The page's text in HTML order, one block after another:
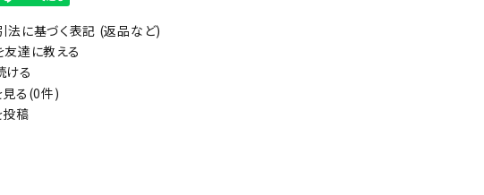
法に基づく表記 (返品など)
友達に教える
ける
見る(0件)
投稿